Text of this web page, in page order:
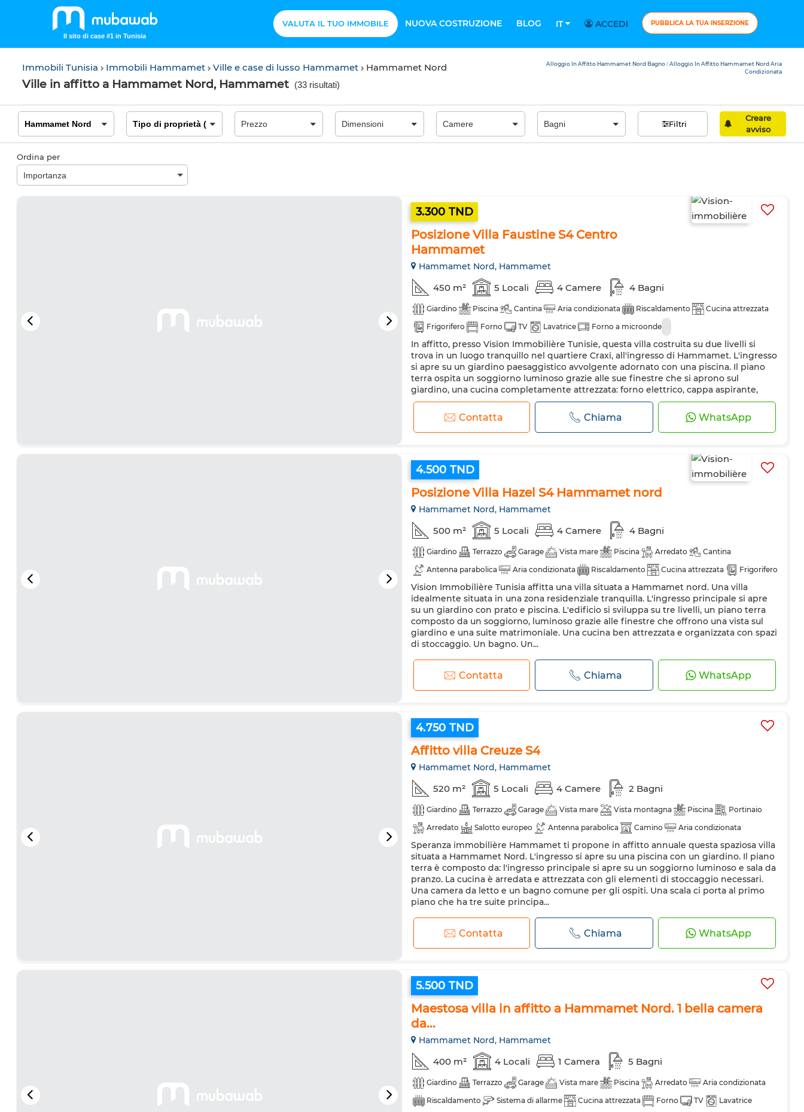
Il sito di case #1 in Tunisia
VALUTA IL TUO IMMOBILE NUOVA COSTRUZIONE BLOG IT ACCEDI PUBBLICA LA TUA INSERZIONE
Immobili Tunisia Immobili Hammamet Ville e case di lusso Hammamet Hammamet Nord
Ville in affitto a Hammamet Nord, Hammamet (33 risultati)
Alloggio In Affitto Hammamet Nord Bagno / Alloggio In Affitto Hammamet Nord Aria
Condizionata
Filtri
Creare
avviso
Ordina per
3.300 TND
Posizione Villa Faustine S4 Centro
Hammamet
Hammamet Nord, Hammamet
450 m² 5 Locali 4 Camere 4 Bagni
Giardino Piscina Cantina Aria condizionata Riscaldamento
Cucina attrezzata
Frigorifero
Forno TV Lavatrice Forno a microonde
In affitto, presso Vision Immobilière Tunisie, questa villa costruita su due livelli si
trova in un luogo tranquillo nel quartiere Craxi, all'ingresso di Hammamet. L'ingresso
si apre su un giardino paesaggistico avvolgente adornato con una piscina. Il piano
terra ospita un soggiorno luminoso grazie alle sue finestre che si aprono sul
giardino, una cucina completamente attrezzata: forno elettrico, cappa aspirante,
piano cottura. L'area giorno è co...
Contatta Chiama WhatsApp
4.500 TND
Posizione Villa Hazel S4 Hammamet nord
Hammamet Nord, Hammamet
500 m² 5 Locali 4 Camere 4 Bagni
Giardino Terrazzo Garage Vista mare Piscina Arredato
Cantina
Antenna parabolica
Aria condizionata Riscaldamento Cucina attrezzata
Frigorifero
Forno
Lavatrice Forno a microonde
Vision Immobilière Tunisia affitta una villa situata a Hammamet nord. Una villa
idealmente situata in una zona residenziale tranquilla. L'ingresso principale si apre
su un giardino con prato e piscina. L'edificio si sviluppa su tre livelli, un piano terra
composto da un soggiorno, luminoso grazie alle finestre che offrono una vista sul
giardino e una suite matrimoniale. Una cucina ben attrezzata e organizzata con spazi
di stoccaggio. Un bagno. Un...
Contatta Chiama WhatsApp
4.750 TND
Affitto villa Creuze S4
Hammamet Nord, Hammamet
520 m² 5 Locali 4 Camere 2 Bagni
Giardino Terrazzo Garage Vista mare Vista montagna Piscina
Portinaio
Arredato
Salotto europeo Antenna parabolica Camino
Aria condizionata
Riscaldamento
Sistema di allarme Cucina attrezzata Frigorifero Forno
TV
Lavatrice
Forno a microonde Internet
Speranza immobilière Hammamet ti propone in affitto annuale questa spaziosa villa
situata a Hammamet Nord. L'ingresso si apre su una piscina con un giardino. Il piano
terra è composto da: l'ingresso principale si apre su un soggiorno luminoso e sala da
pranzo. La cucina è arredata e attrezzata con gli elementi di stoccaggio necessari.
Una camera da letto e un bagno comune per gli ospiti. Una scala ci porta al primo
piano che ha tre suite principa...
Contatta Chiama WhatsApp
5.500 TND
Maestosa villa in affitto a Hammamet Nord. 1 bella camera
da...
Hammamet Nord, Hammamet
400 m² 4 Locali 1 Camera 5 Bagni
Giardino Terrazzo Garage Vista mare Piscina Arredato
Aria condizionata
Riscaldamento
Sistema di allarme Cucina attrezzata Forno TV
Lavatrice